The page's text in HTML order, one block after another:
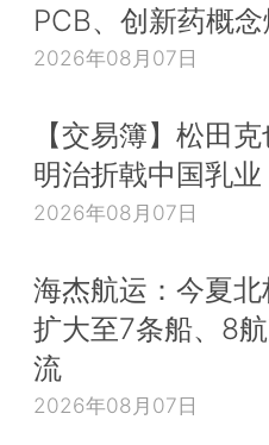
PCB、创新药概
2026年08月07日
【交易簿】松田
明治折戟中国乳业
2026年08月07日
海杰航运：今夏
扩大至7条船、8
流
2026年08月07日